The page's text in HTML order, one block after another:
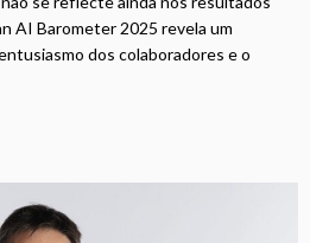
AI Barometer 2025 revela um
dos colaboradores e o